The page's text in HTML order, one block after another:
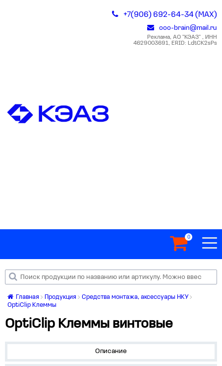
+7(906) 692-64-34 (MAX)
ooo-brain@mail.ru
Реклама, АО "КЭАЗ" , ИНН
4629003691, ERID: LdtCK2sPs
0
Главная Продукция
Средства монтажа, аксессуары НКУ
OptiClip Клеммы
OptiClip Клеммы винтовые
Описание